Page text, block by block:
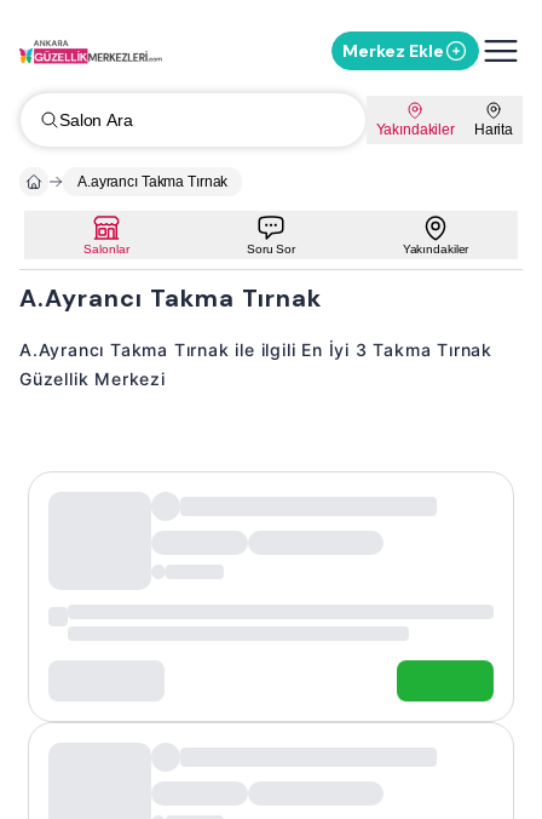
Merkez Ekle
Salon Ara Yakındakiler Harita
A.ayrancı Takma Tırnak
Salonlar Soru Sor Yakındakiler
A.Ayrancı Takma Tırnak
A.Ayrancı Takma Tırnak ile ilgili En İyi 3 Takma Tırnak
Güzellik Merkezi